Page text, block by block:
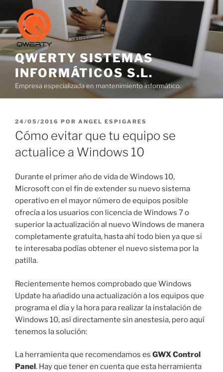
contenido
QWERTY SISTEMAS
INFORMÁTICOS S.L.
Empresa especializada en mantenimiento informático.
PUBLICADO
EL
24/05/2016 POR ANGEL ESPIGARES
Cómo evitar que tu equipo se
actualice a Windows 10
Durante el primer año de vida de Windows 10,
Microsoft con el fin de extender su nuevo sistema
operativo en el mayor número de equipos posible
ofrecía a los usuarios con licencia de Windows 7 o
superior la actualización al nuevo Windows de manera
completamente gratuita, hasta ahí todo bien ya que si
te interesaba podías obtener el nuevo sistema por la
patilla.
Recientemente hemos comprobado que Windows
Update ha añadido una actualización a los equipos que
programa el día y la hora para realizar la instalación de
Windows 10, así directamente sin anestesia, pero aquí
tenemos la solución:
La herramienta que recomendamos es GWX Control
Panel. Hay que tener en cuenta que esta herramienta